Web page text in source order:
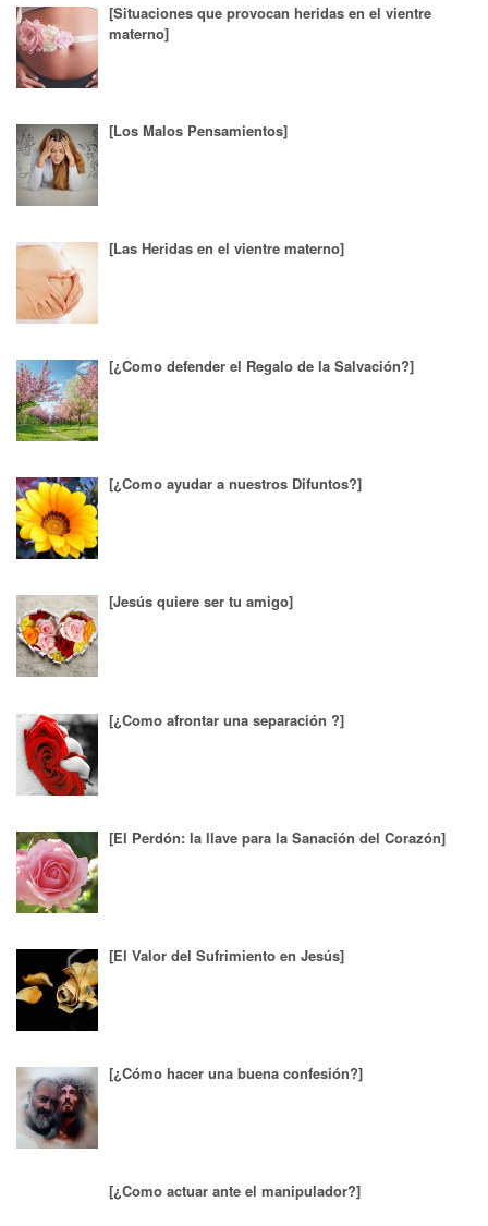
[Situaciones que provocan heridas en el vientre
materno]
[Los Malos Pensamientos]
[Las Heridas en el vientre materno]
[¿Como defender el Regalo de la Salvación?]
[¿Como ayudar a nuestros Difuntos?]
[Jesús quiere ser tu amigo]
[¿Como afrontar una separación ?]
[El Perdón: la llave para la Sanación del Corazón]
[El Valor del Sufrimiento en Jesús]
[¿Cómo hacer una buena confesión?]
[¿Como actuar ante el manipulador?]